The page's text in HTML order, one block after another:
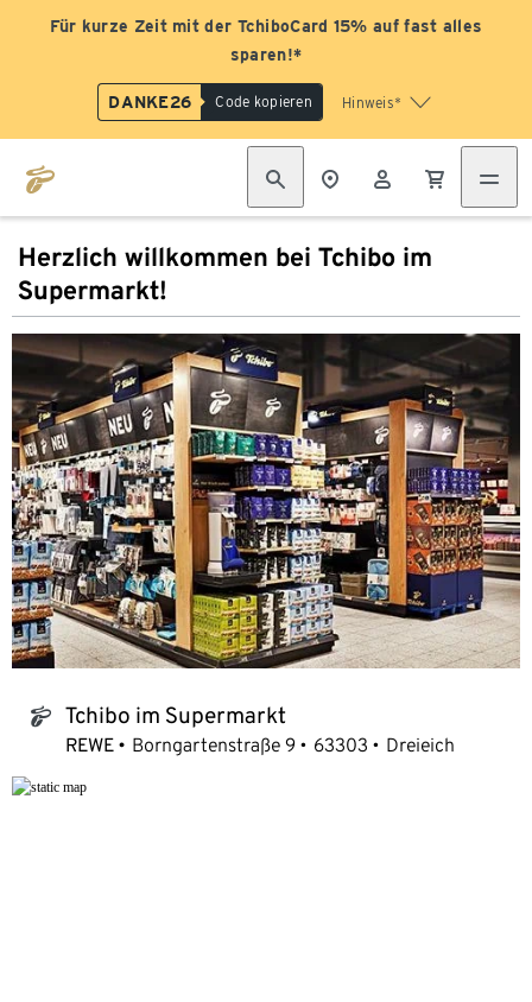
Für kurze Zeit mit der TchiboCard 15% auf fast alles
sparen!*
DANKE26 Code kopieren Hinweis*
Herzlich willkommen bei Tchibo im
Supermarkt!
tchibo_logo Tchibo im Supermarkt
REWE Borngartenstraße 9 63303 Dreieich